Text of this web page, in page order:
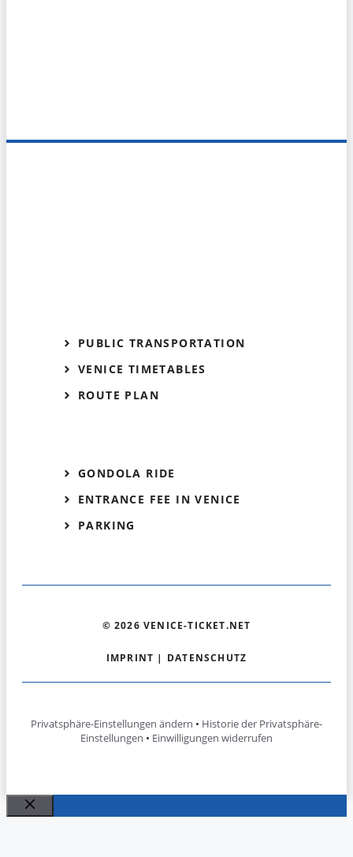
PUBLIC TRANSPORTATION
VENICE TIMETABLES
ROUTE PLAN
GONDOLA RIDE
ENTRANCE FEE IN VENICE
PARKING
© 2026 VENICE-TICKET.NET
IMPRINT | DATENSCHUTZ
Privatsphäre-Einstellungen ändern • Historie der Privatsphäre-
Einstellungen • Einwilligungen widerrufen
Close